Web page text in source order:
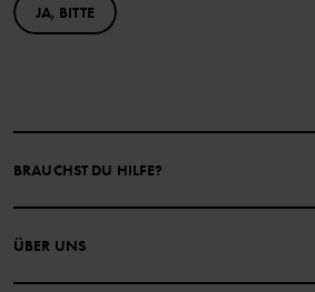
JA, BITTE
BRAUCHST DU HILFE?
NIMM KONTAKT ZU UNS AUF
HÄUFIG GESTELLTE FRAGEN
ÜBER UNS